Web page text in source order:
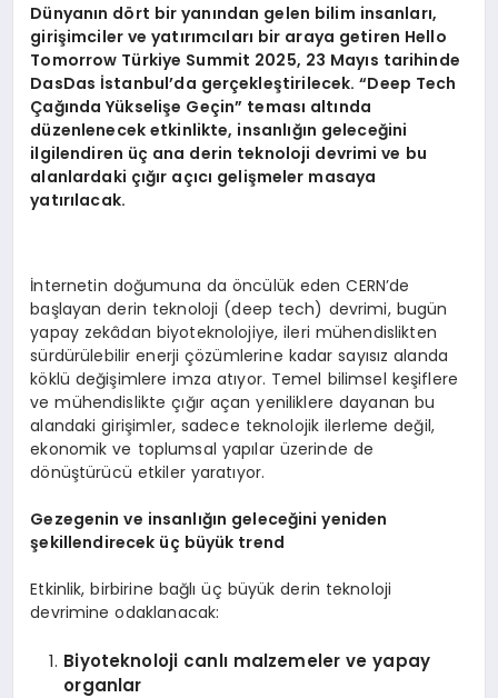
Dünyanın dört bir yanından gelen bilim insanları,
girişimciler ve yatırımcıları bir araya getiren Hello
Tomorrow Türkiye Summit 2025, 23 Mayıs tarihinde
DasDas İstanbul’da gerçekleştirilecek. “Deep Tech
Çağında Yükselişe Geçin” teması altında
düzenlenecek etkinlikte, insanlığın geleceğini
ilgilendiren üç ana derin teknoloji devrimi ve bu
alanlardaki çığır açıcı gelişmeler masaya
yatırılacak.
İnternetin doğumuna da öncülük eden CERN’de
başlayan derin teknoloji (deep tech) devrimi, bugün
yapay zekâdan biyoteknolojiye, ileri mühendislikten
sürdürülebilir enerji çözümlerine kadar sayısız alanda
köklü değişimlere imza atıyor. Temel bilimsel keşiflere
ve mühendislikte çığır açan yeniliklere dayanan bu
alandaki girişimler, sadece teknolojik ilerleme değil,
ekonomik ve toplumsal yapılar üzerinde de
dönüştürücü etkiler yaratıyor.
Gezegenin ve insanlığın geleceğini yeniden
şekillendirecek üç büyük trend
Etkinlik, birbirine bağlı üç büyük derin teknoloji
devrimine odaklanacak:
Biyoteknoloji canlı malzemeler ve yapay
organlar